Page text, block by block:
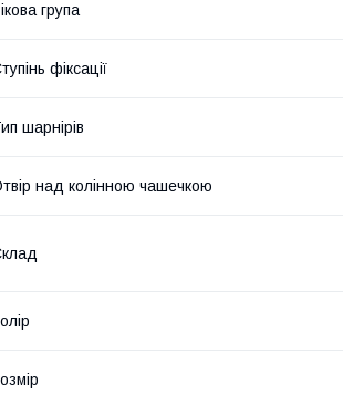
група
фіксації
шарнірів
над колінною чашечкою